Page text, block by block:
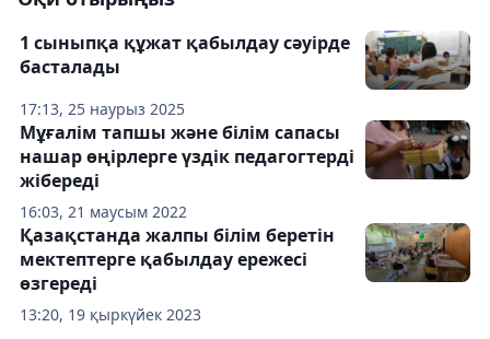
17:13, 25 наурыз 2025
1 сыныпқа құжат қабылдау сәуірде
басталады
16:03, 21 маусым 2022
Мұғалім тапшы және білім сапасы
нашар өңірлерге үздік педагогтерді
жібереді
13:20, 19 қыркүйек 2023
Қазақстанда жалпы білім беретін
мектептерге қабылдау ережесі
өзгереді